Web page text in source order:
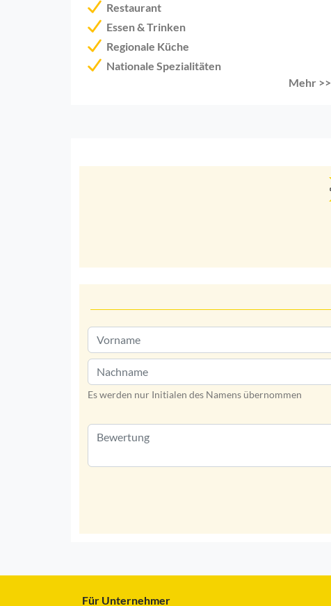
Restaurant
Essen & Trinken
Regionale Küche
Nationale Spezialitäten
Mehr >>
Es werden nur Initialen des Namens übernommen
Für Unternehmer